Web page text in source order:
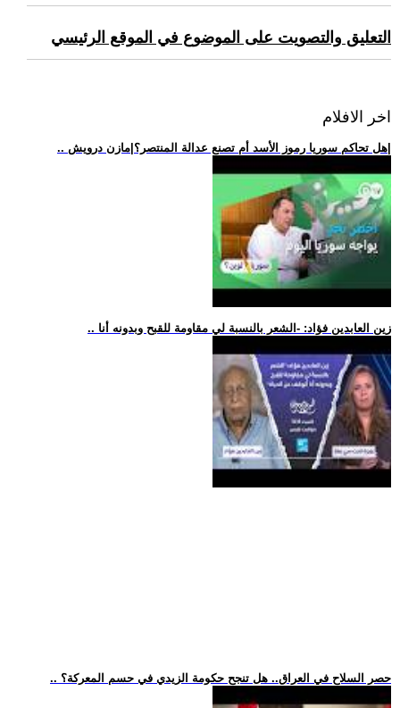
التعليق والتصويت على الموضوع في الموقع الرئيسي
اخر الافلام
.. زين العابدين فؤاد: -الشعر بالنسبة لي مقاومة للقبح وبدونه أنا
.. حصر السلاح في العراق.. هل تنجح حكومة الزيدي في حسم المعركة؟